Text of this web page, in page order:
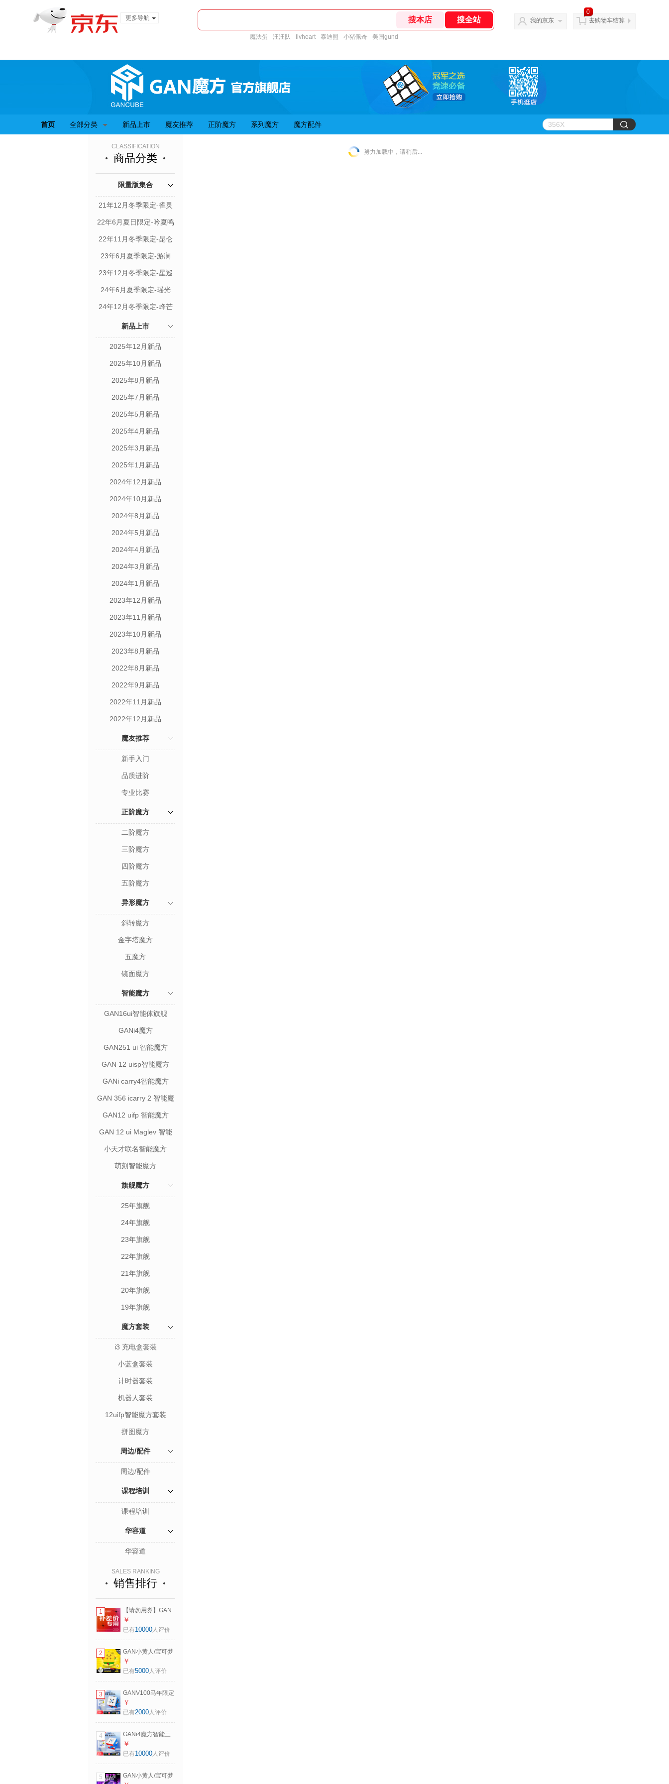
更多导航
魔法蛋 汪汪队 livheart 泰迪熊 小猪佩奇 美国gund
我的京东
0
去购物车结算
首页 全部分类 新品上市 魔友推荐 正阶魔方 系列魔方 魔方配件
CLASSIFICATION
商品分类
限量版集合
21年12月冬季限定-雀灵
22年6月夏日限定-吟夏鸣
夏
22年11月冬季限定-昆仑
23年6月夏季限定-游澜
23年12月冬季限定-星巡
24年6月夏季限定-瑶光
24年12月冬季限定-峰芒
新品上市
2025年12月新品
2025年10月新品
2025年8月新品
2025年7月新品
2025年5月新品
2025年4月新品
2025年3月新品
2025年1月新品
2024年12月新品
2024年10月新品
2024年8月新品
2024年5月新品
2024年4月新品
2024年3月新品
2024年1月新品
2023年12月新品
2023年11月新品
2023年10月新品
2023年8月新品
2022年8月新品
2022年9月新品
2022年11月新品
2022年12月新品
魔友推荐
新手入门
品质进阶
专业比赛
正阶魔方
二阶魔方
三阶魔方
四阶魔方
五阶魔方
异形魔方
斜转魔方
金字塔魔方
五魔方
镜面魔方
智能魔方
GAN16ui智能体旗舰
GANi4魔方
GAN251 ui 智能魔方
GAN 12 uisp智能魔方
GANi carry4智能魔方
GAN 356 icarry 2 智能魔
GAN12 uifp 智能魔方
GAN 12 ui Maglev 智能
小天才联名智能魔方
萌刻智能魔方
旗舰魔方
25年旗舰
24年旗舰
23年旗舰
22年旗舰
21年旗舰
20年旗舰
19年旗舰
魔方套装
i3 充电盒套装
小蓝盒套装
计时器套装
机器人套装
12uifp智能魔方套装
拼图魔方
周边/配件
周边/配件
课程培训
课程培训
华容道
华容道
SALES RANKING
销售排行
1
【请勿用券】GAN
魔方差价链接顺丰
差价 邮费 差价
￥
已有10000人评价
2
GAN小黄人/宝可梦
皮卡丘耿鬼磁力三
阶魔方益智解压玩
Swift 3X3 Cube 皮
卡丘款魔方
￥
已有5000人评价
3
GANV100马年限定
新一代磁悬浮磁力
三阶魔方益智解压
GAN V100
Maglev_UV版|新一
代手感
￥
已有2000人评价
4
GANi4魔方智能三
阶AI早教玩具益智
解压磁力线上儿童
Maglev_UV版|双磁
￥
已有10000人评价
5
GAN小黄人/宝可梦
努力加载中，请稍后...